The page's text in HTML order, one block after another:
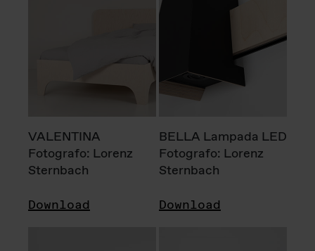
VALENTINA
Fotografo: Lorenz
Sternbach
Download
BELLA Lampada LED
Fotografo: Lorenz
Sternbach
Download